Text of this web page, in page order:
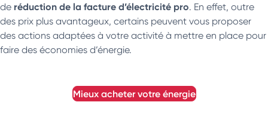
de réduction de la facture d’électricité pro. En effet, outre
des prix plus avantageux, certains peuvent vous proposer
des actions adaptées à votre activité à mettre en place pour
faire des économies d’énergie.
mieux acheter votre énergie